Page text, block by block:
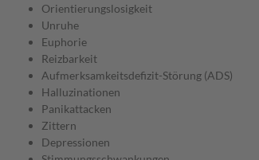
Orientierungslosigkeit
Unruhe
Euphorie
Reizbarkeit
Aufmerksamkeitsdefizit-Störung (ADS)
Halluzinationen
Panikattacken
Zittern
Depressionen